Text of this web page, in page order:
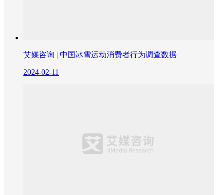
艾媒咨询 | 中国冰雪运动消费者行为调查数据
2024-02-11